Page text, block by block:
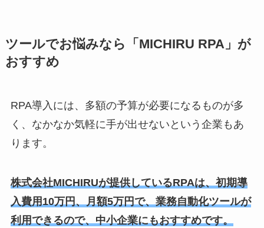
ツールでお悩みなら「MICHIRU RPA」が
おすすめ
RPA導入には、多額の予算が必要になるものが多
く、なかなか気軽に手が出せないという企業もあ
ります。
株式会社MICHIRUが提供しているRPAは、初期導
入費用10万円、月額5万円で、業務自動化ツールが
利用できるので、中小企業にもおすすめです。